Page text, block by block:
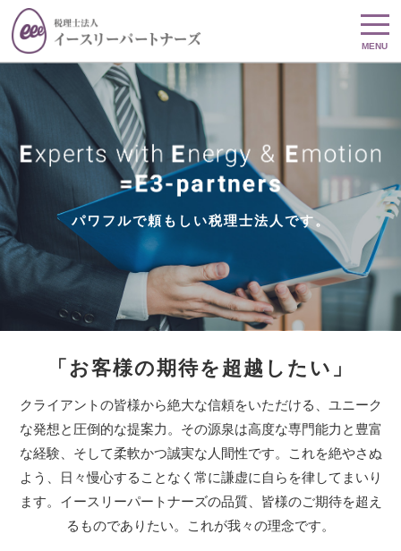
MENU
パワフルで頼もしい税理士法人です。
「お客様の期待を超越したい」
クライアントの皆様から絶大な信頼をいただける、ユニーク
な発想と圧倒的な提案力。 その源泉は高度な専門能力と豊富
な経験、そして柔軟かつ誠実な人間性です。
これを絶やさぬ
よう、日々慢心することなく常に謙虚に自らを律してまいり
ます。 イースリーパートナーズの品質、皆様のご期待を超え
るものでありたい。
これが我々の理念です。